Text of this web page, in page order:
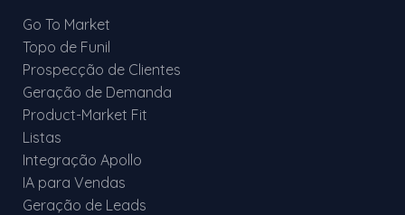
Go To Market
Topo de Funil
Prospecção de Clientes
Geração de Demanda
Product-Market Fit
Listas
Integração Apollo
IA para Vendas
Geração de Leads